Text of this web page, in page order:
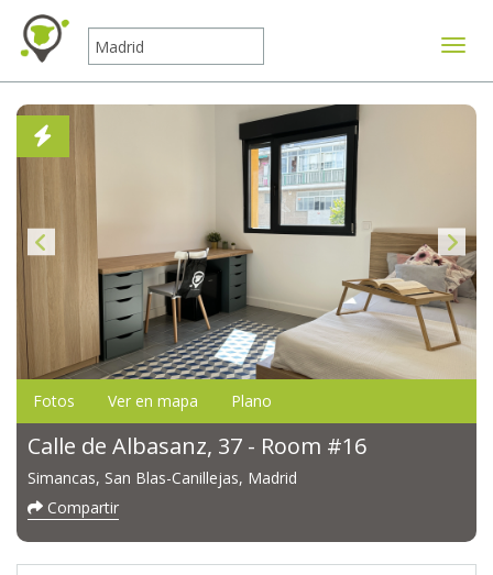
Fotos Ver en mapa Plano
Calle de Albasanz, 37 - Room #16
Simancas, San Blas-Canillejas, Madrid
Compartir